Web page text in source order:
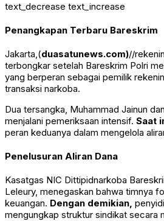
text_decrease text_increase
Penangkapan Terbaru Bareskrim
Jakarta,(duasatunews.com)//
terbongkar setelah Bareskrim Polri
yang berperan sebagai pemilik
transaksi narkoba.
Dua tersangka, Muhammad Jainun
menjalani pemeriksaan intensif. Saat
peran keduanya dalam mengelola
Penelusuran Aliran Dana
Kasatgas NIC Dittipidnarkoba
Leleury, menegaskan bahwa timnya
keuangan. Dengan demikian,
mengungkap struktur sindikat secara